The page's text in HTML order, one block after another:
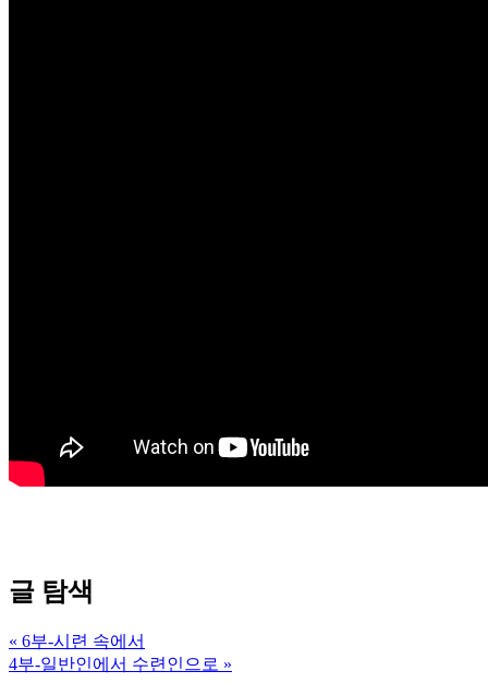
글 탐색
« 6부-시련 속에서
4부-일반인에서 수련인으로 »